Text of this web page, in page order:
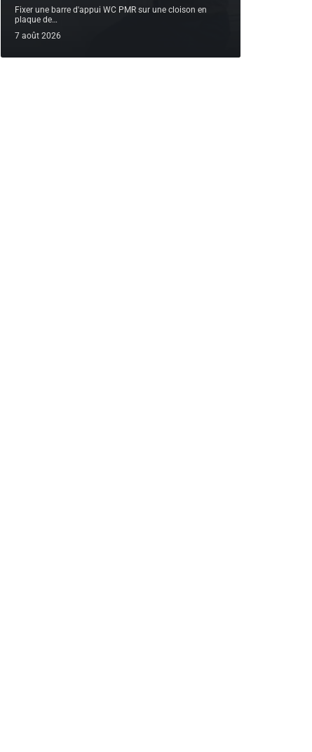
Fixer une barre d'appui WC PMR sur une cloison en
plaque de…
7 août 2026